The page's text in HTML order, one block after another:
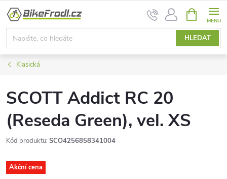
Přejít
obsah
HLEDAT
NÁKUPNÍ
KOŠÍK
Klasická
SCOTT Addict RC 20
(Reseda Green), vel. XS
Kód produktu: SCO4256858341004
Akční cena